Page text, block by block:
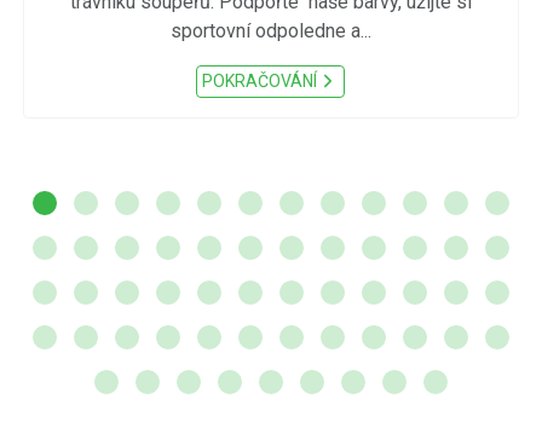
sportovní odpoledne a...
POKRAČOVÁNÍ